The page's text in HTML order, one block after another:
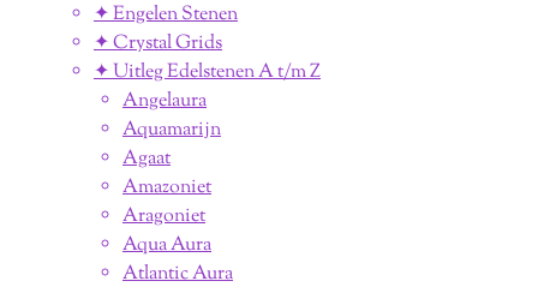
✦ Engelen Stenen
✦ Crystal Grids
✦ Uitleg Edelstenen A t/m Z
Angelaura
Aquamarijn
Agaat
Amazoniet
Aragoniet
Aqua Aura
Atlantic Aura